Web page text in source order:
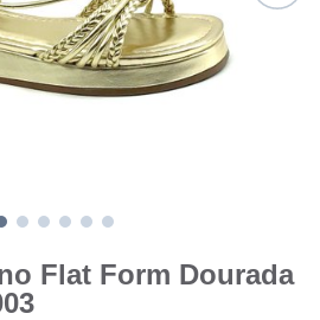
Flat Form Dourada